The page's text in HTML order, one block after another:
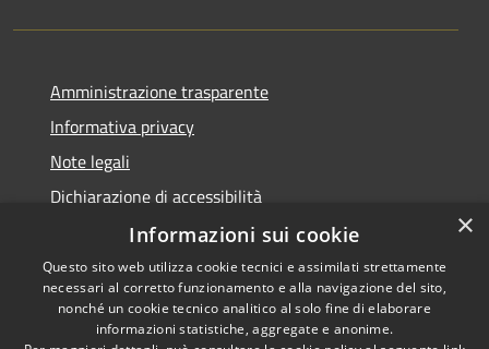
Amministrazione trasparente
Informativa privacy
Note legali
Dichiarazione di accessibilità
Accessibilità
Copyright © 2026 • Comune di
Caltanissetta • Powered by
×
Informazioni sui cookie
Questo sito web utilizza cookie tecnici e assimilati strettamente
necessari al corretto funzionamento e alla navigazione del sito,
nonché un cookie tecnico analitico al solo fine di elaborare
informazioni statistiche, aggregate e anonime.